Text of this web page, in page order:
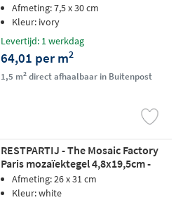
Afmeting: 7,5 x 30 cm
Kleur: ivory
Levertijd: 1 werkdag
64,01 per m2
1,5 m2direct afhaalbaar in Buitenpost
RESTPARTIJ - The Mosaic Factory
Paris mozaïektegel 4,8x19,5cm -
White glossy
Afmeting: 26 x 31 cm
Kleur: white